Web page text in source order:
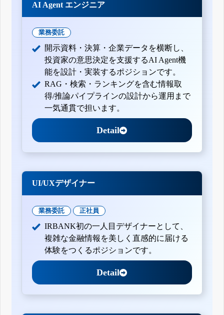
AI Agent エンジニア
業務委託
開示資料・決算・企業データを横断し、
投資家の意思決定を支援するAI Agent機
能を設計・実装するポジションです。
RAG・検索・ランキングを含む情報取
得/推論パイプラインの設計から運用まで
一気通貫で担います。
Detail
UI/UXデザイナー
業務委託 正社員
IRBANK初の一人目デザイナーとして、
複雑な金融情報を美しく直感的に届ける
体験をつくるポジションです。
Detail